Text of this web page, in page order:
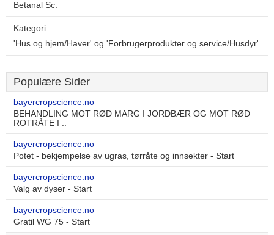
Betanal Sc.
Kategori:
'Hus og hjem/Haver' og 'Forbrugerprodukter og service/Husdyr'
Populære Sider
bayercropscience.no
BEHANDLING MOT RØD MARG I JORDBÆR OG MOT RØD
ROTRÅTE I ..
bayercropscience.no
Potet - bekjempelse av ugras, tørråte og innsekter - Start
bayercropscience.no
Valg av dyser - Start
bayercropscience.no
Gratil WG 75 - Start